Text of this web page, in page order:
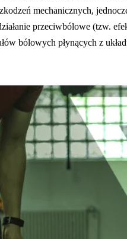
mechanicznych,
przeciwbólowe (tzw.
bólowych płynących z